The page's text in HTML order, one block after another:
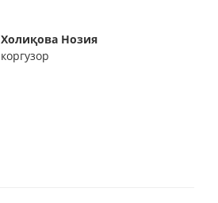
Холиқова Нозия
коргузор